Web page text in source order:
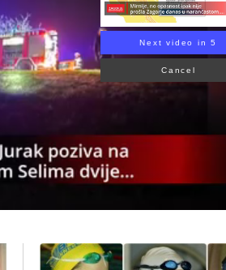
Next video in 4
Cancel